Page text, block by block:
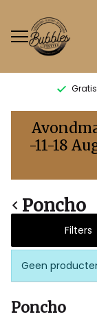
Sluis
-11-18
Poncho
Filters
Geen
Poncho